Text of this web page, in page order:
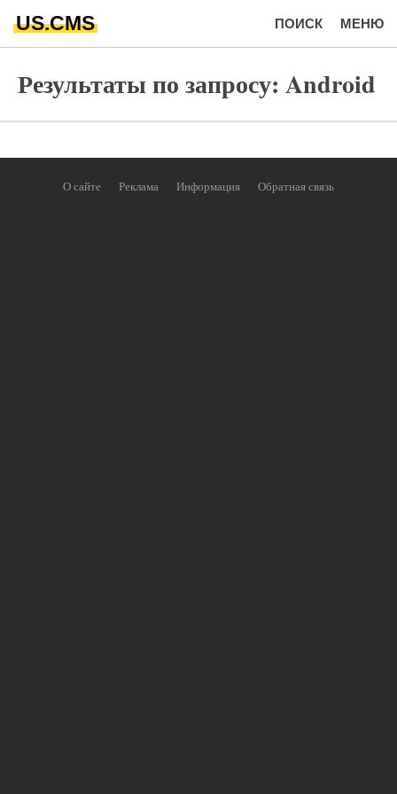
US.CMS МЕНЮ
ПОИСК
Результаты по запросу: Android
О сайте Реклама Информация Обратная связь